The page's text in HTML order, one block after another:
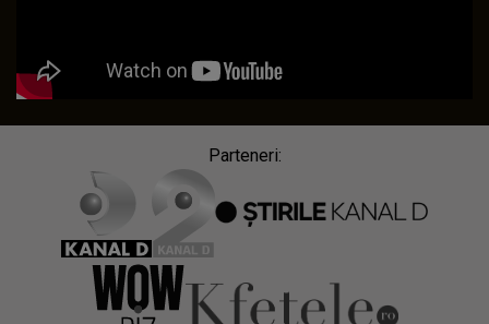
Parteneri: